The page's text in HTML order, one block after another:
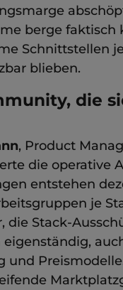
berge faktisch
Schnittstellen
blieben.
die
, Product
die operative
entstehen
je
die Stack-
eigenständig,
und